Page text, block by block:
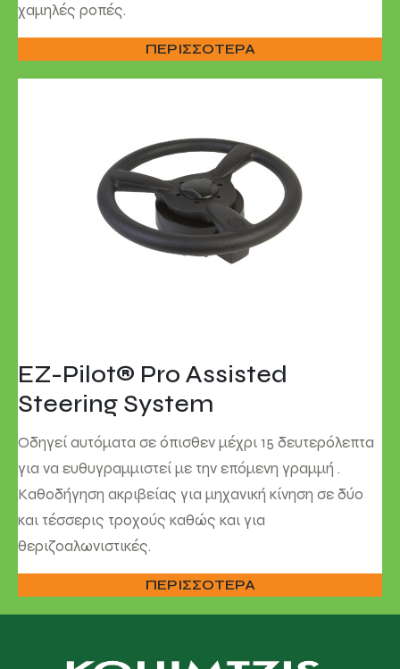
χαμηλές ροπές.
ΠΕΡΙΣΣΟΤΕΡΑ
EZ-Pilot® Pro Assisted
Steering System
Οδηγεί αυτόματα σε όπισθεν μέχρι 15 δευτερόλεπτα
για να ευθυγραμμιστεί με την επόμενη γραμμή .
Καθοδήγηση ακριβείας για μηχανική κίνηση σε δύο
και τέσσερις τροχούς καθώς και για
θεριζοαλωνιστικές.
ΠΕΡΙΣΣΟΤΕΡΑ